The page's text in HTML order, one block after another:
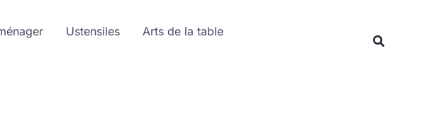
Ustensiles
Arts de la table